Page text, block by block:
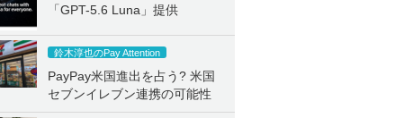
「GPT-5.6 Luna」提供
鈴木淳也のPay Attention
PayPay米国進出を占う? 米国
セブンイレブン連携の可能性